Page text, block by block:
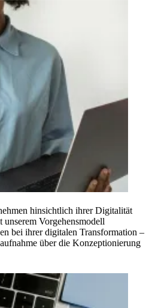
hinsichtlich ihrer Digitalität
Vorgehensmodell
bei ihrer digitalen Transformation –
über die Konzeptionierung